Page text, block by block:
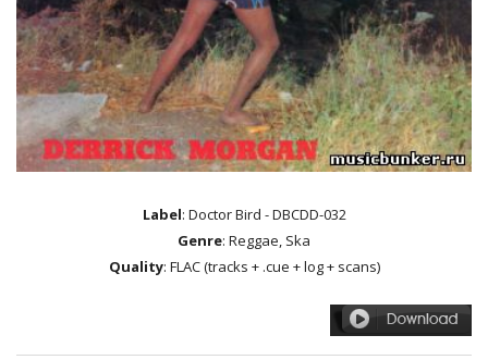
Label: Doctor Bird - DBCDD-032
Genre: Reggae, Ska
Quality: FLAC (tracks + .cue + log + scans)